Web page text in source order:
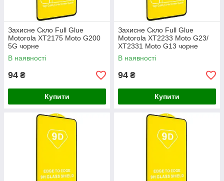
Захисне Скло Full Glue
Motorola XT2175 Moto G200
5G чорне
В наявності
94 ₴
Купити
Захисне Скло Full Glue
Motorola XT2233 Moto G23/
XT2331 Moto G13 чорне
В наявності
94 ₴
Купити